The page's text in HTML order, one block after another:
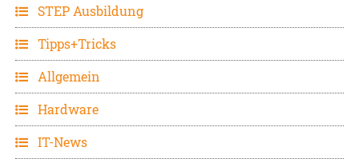
STEP Ausbildung
Tipps+Tricks
Allgemein
Hardware
IT-News